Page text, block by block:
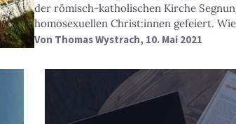
der römisch-katholischen Kirche
homosexuellen Christ:innen gefeiert.
Von Thomas Wystrach, 10. Mai 2021